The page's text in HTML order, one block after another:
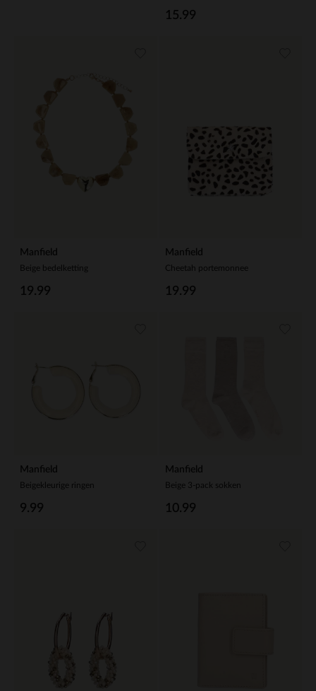
15.99
Manfield
Beige bedelketting
19.99
Manfield
Cheetah portemonnee
19.99
Manfield
Beigekleurige ringen
9.99
Manfield
Beige 3-pack sokken
10.99